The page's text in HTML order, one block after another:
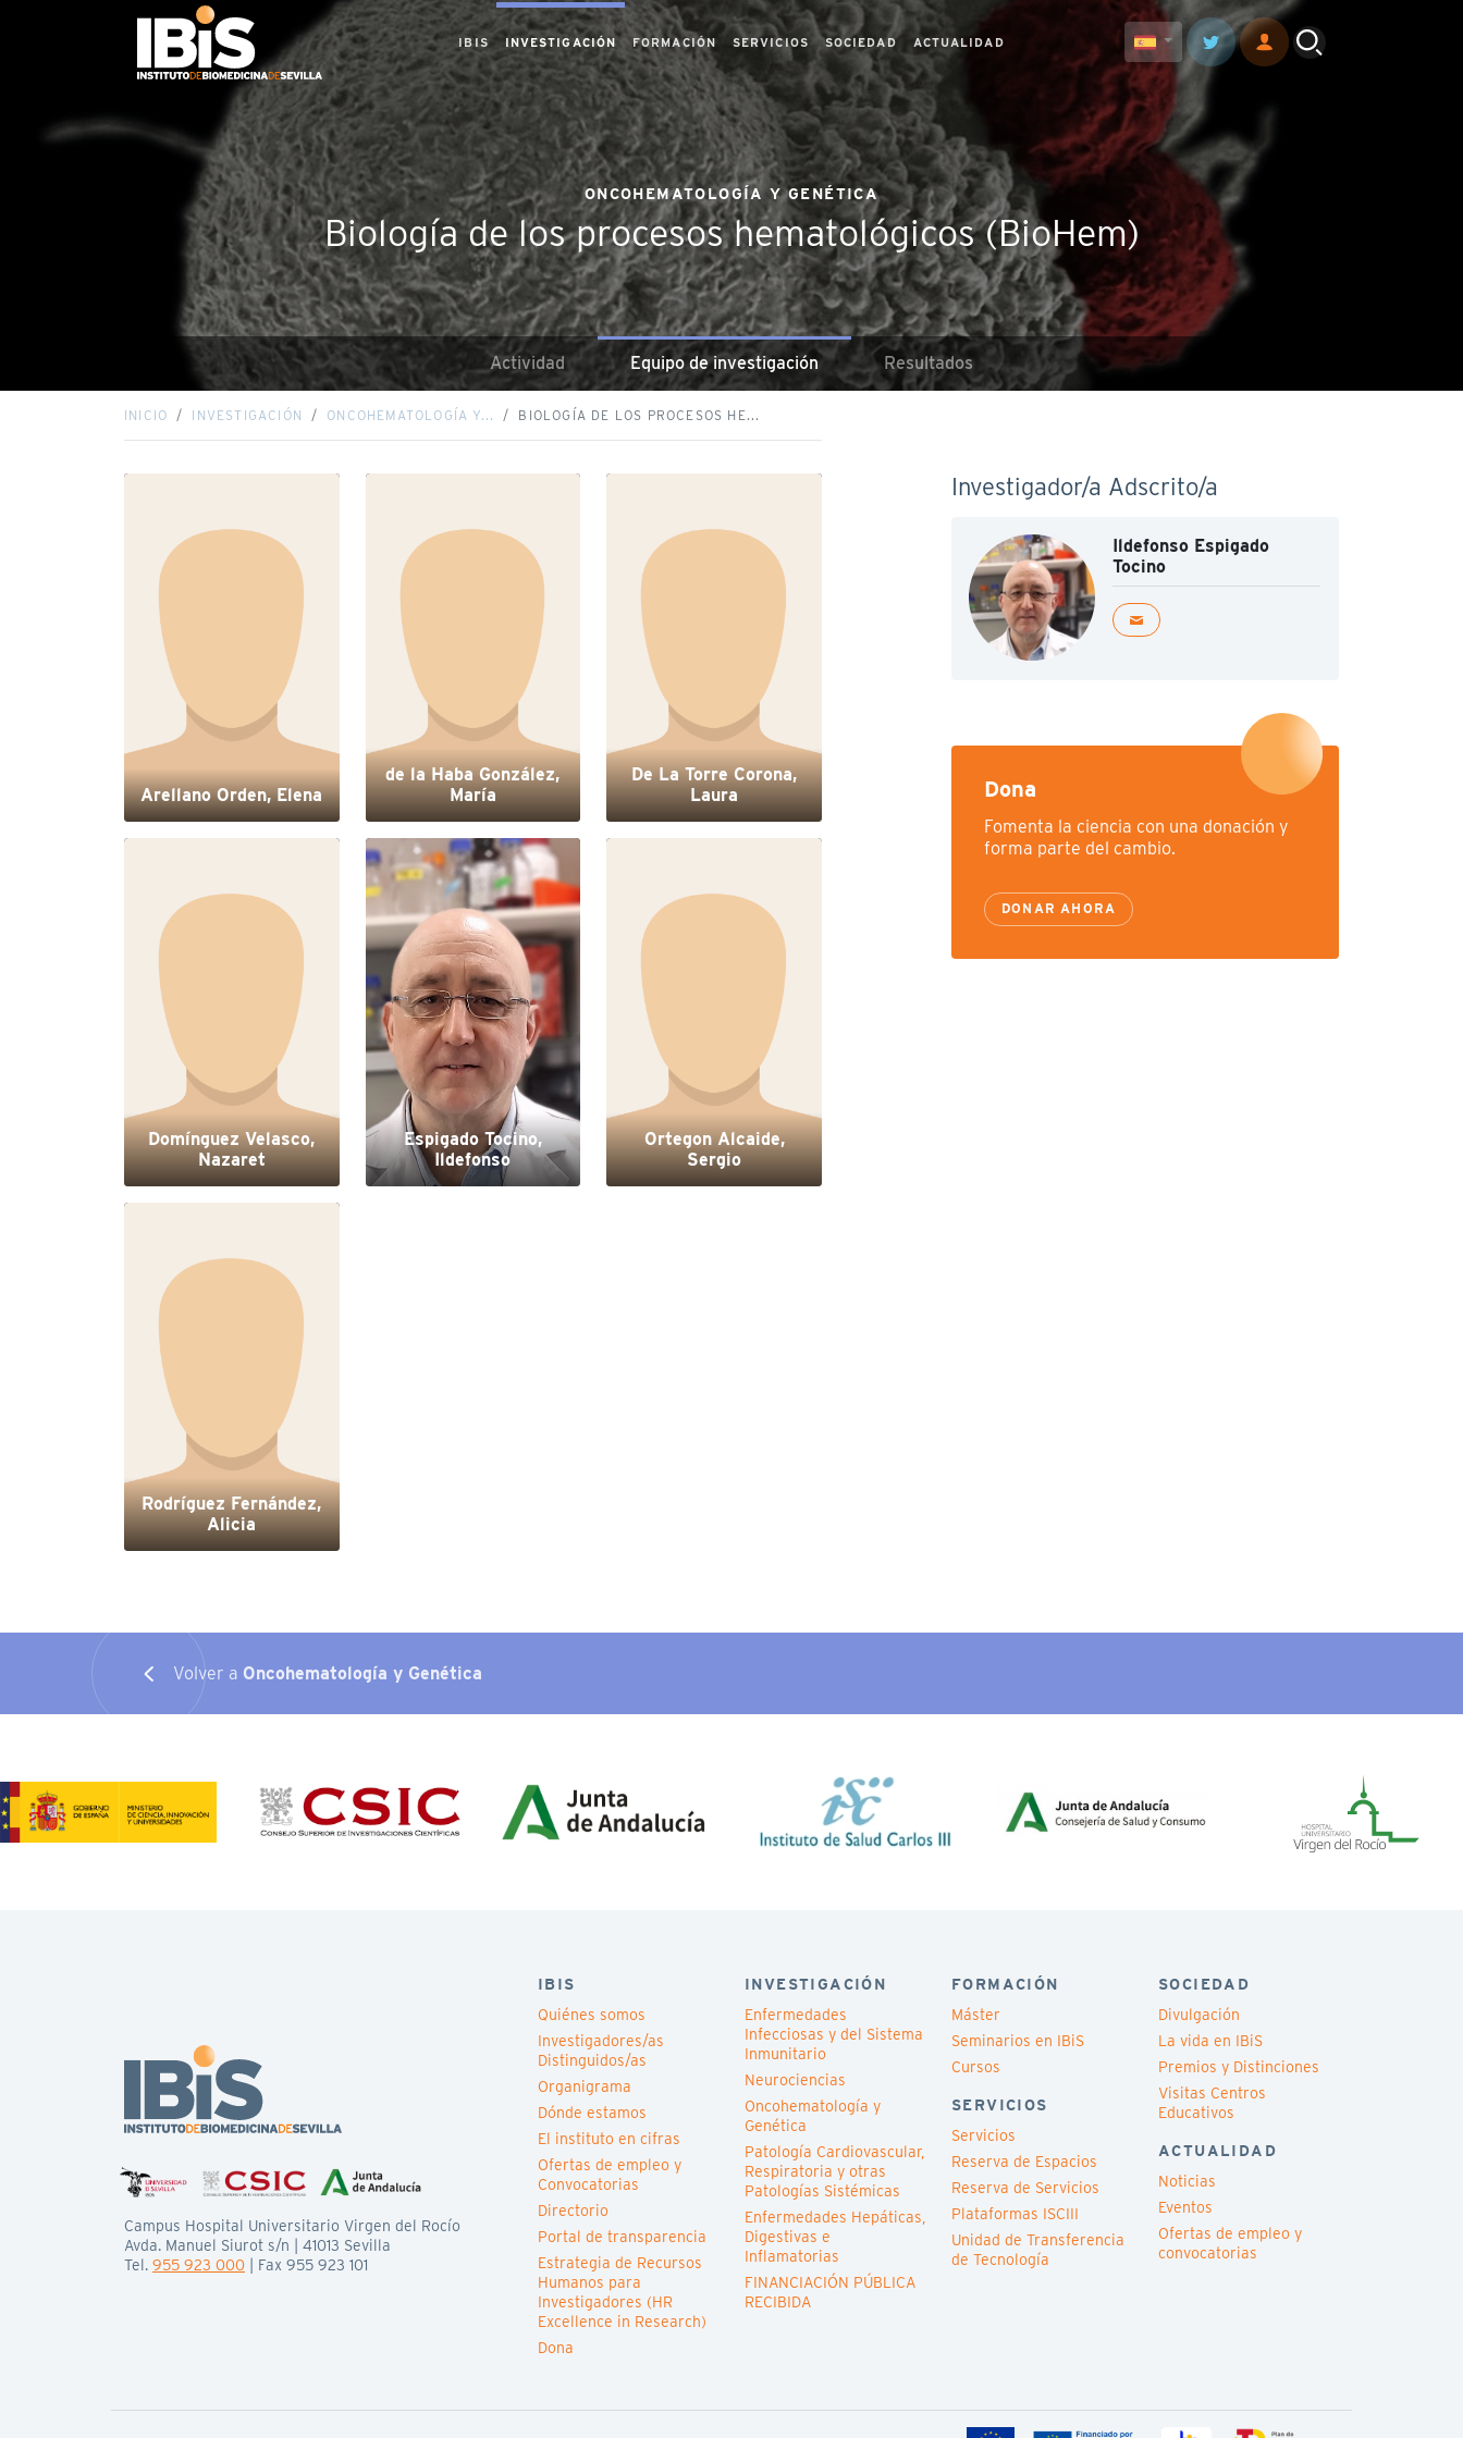
IBIS INVESTIGACIÓN FORMACIÓN SERVICIOS SOCIEDAD ACTUALIDAD
ONCOHEMATOLOGÍA Y GENÉTICA
Biología de los procesos hematológicos (BioHem)
Actividad Equipo de investigación Resultados
INICIO INVESTIGACIÓN ONCOHEMATOLOGÍA Y... BIOLOGÍA DE LOS PROCESOS HE...
Arellano Orden, Elena
de la Haba González,
María
De La Torre Corona,
Laura
Domínguez Velasco,
Nazaret
Espigado Tocino,
Ildefonso
Ortegon Alcaide,
Sergio
Rodríguez Fernández,
Alicia
Investigador/a Adscrito/a
Ildefonso Espigado
Tocino
Dona
Fomenta la ciencia con una donación y
forma parte del cambio.
DONAR AHORA
Volver a Oncohematología y Genética
Campus Hospital Universitario Virgen del Rocío
Avda. Manuel Siurot s/n | 41013 Sevilla
Tel. 955 923 000 | Fax 955 923 101
IBIS
Quiénes somos
Investigadores/as
Distinguidos/as
Organigrama
Dónde estamos
El instituto en cifras
Ofertas de empleo y
Convocatorias
Directorio
Portal de transparencia
Estrategia de Recursos
Humanos para
Investigadores (HR
Excellence in Research)
Dona
INVESTIGACIÓN
Enfermedades
Infecciosas y del Sistema
Inmunitario
Neurociencias
Oncohematología y
Genética
Patología Cardiovascular,
Respiratoria y otras
Patologías Sistémicas
Enfermedades Hepáticas,
Digestivas e
Inflamatorias
FINANCIACIÓN PÚBLICA
RECIBIDA
FORMACIÓN
Máster
Seminarios en IBiS
Cursos
SERVICIOS
Servicios
Reserva de Espacios
Reserva de Servicios
Plataformas ISCIII
Unidad de Transferencia
de Tecnología
SOCIEDAD
Divulgación
La vida en IBiS
Premios y Distinciones
Visitas Centros
Educativos
ACTUALIDAD
Noticias
Eventos
Ofertas de empleo y
convocatorias